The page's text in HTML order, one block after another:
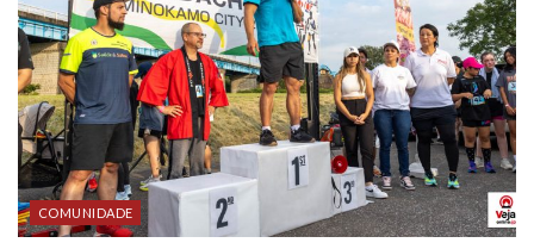
COMUNIDADE